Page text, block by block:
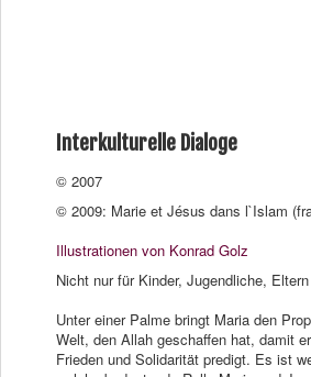
Interkulturelle Dialoge
© 2007
© 2009: Marie et Jésus dans l`Islam
Illustrationen von Konrad Golz
Nicht nur für Kinder, Jugendliche,
Unter einer Palme bringt Maria den
Welt, den Allah geschaffen hat, damit
Frieden und Solidarität predigt. Es ist